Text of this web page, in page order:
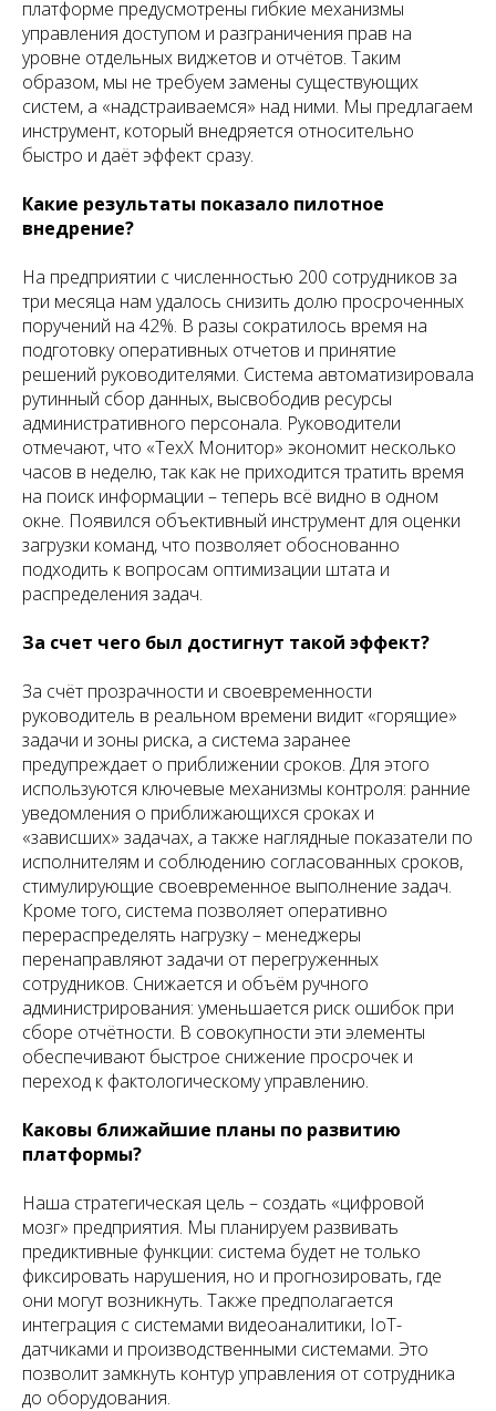
платформе предусмотрены гибкие механизмы
управления доступом и разграничения прав на
уровне отдельных виджетов и отчётов. Таким
образом, мы не требуем замены существующих
систем, а «надстраиваемся» над ними. Мы предлагаем
инструмент, который внедряется относительно
быстро и даёт эффект сразу.
Какие результаты показало пилотное
внедрение?
На предприятии с численностью 200 сотрудников за
три месяца нам удалось снизить долю просроченных
поручений на 42%. В разы сократилось время на
подготовку оперативных отчетов и принятие
решений руководителями. Система автоматизировала
рутинный сбор данных, высвободив ресурсы
административного персонала. Руководители
отмечают, что «ТехХ Монитор» экономит несколько
часов в неделю, так как не приходится тратить время
на поиск информации – теперь всё видно в одном
окне. Появился объективный инструмент для оценки
загрузки команд, что позволяет обоснованно
подходить к вопросам оптимизации штата и
распределения задач.
За счет чего был достигнут такой эффект?
За счёт прозрачности и своевременности
руководитель в реальном времени видит «горящие»
задачи и зоны риска, а система заранее
предупреждает о приближении сроков. Для этого
используются ключевые механизмы контроля: ранние
уведомления о приближающихся сроках и
«зависших» задачах, а также наглядные показатели по
исполнителям и соблюдению согласованных сроков,
стимулирующие своевременное выполнение задач.
Кроме того, система позволяет оперативно
перераспределять нагрузку – менеджеры
перенаправляют задачи от перегруженных
сотрудников. Снижается и объём ручного
администрирования: уменьшается риск ошибок при
сборе отчётности. В совокупности эти элементы
обеспечивают быстрое снижение просрочек и
переход к фактологическому управлению.
Каковы ближайшие планы по развитию
платформы?
Наша стратегическая цель – создать «цифровой
мозг» предприятия. Мы планируем развивать
предиктивные функции: система будет не только
фиксировать нарушения, но и прогнозировать, где
они могут возникнуть. Также предполагается
интеграция с системами видеоаналитики, IoT-
датчиками и производственными системами. Это
позволит замкнуть контур управления от сотрудника
до оборудования.